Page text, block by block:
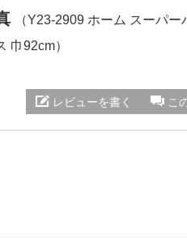
（Y23-2909 ホーム スーパ
巾92cm）
こ
レビューを書く